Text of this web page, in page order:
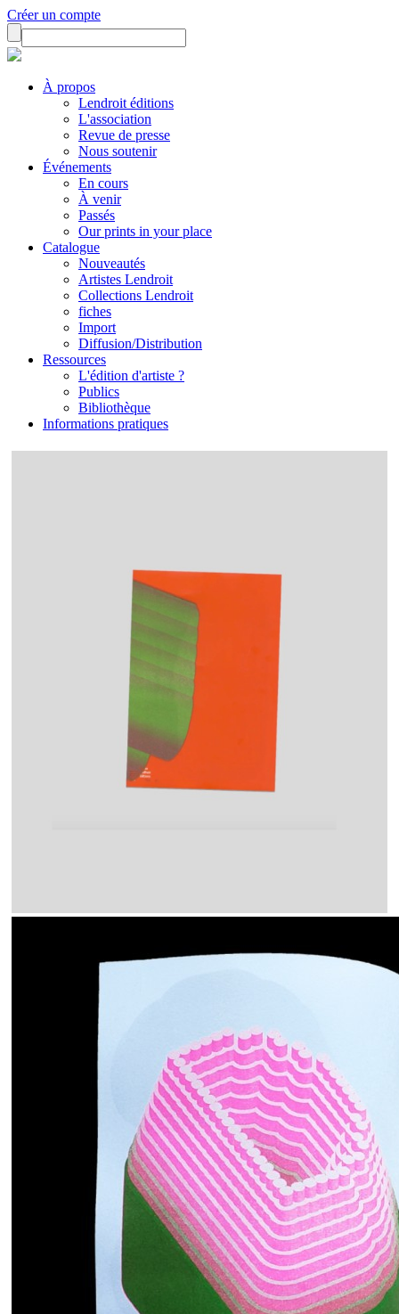
Créer un compte
À propos
Lendroit éditions
L'association
Revue de presse
Nous soutenir
Événements
En cours
À venir
Passés
Our prints in your place
Catalogue
Nouveautés
Artistes Lendroit
Collections Lendroit
fiches
Import
Diffusion/Distribution
Ressources
L'édition d'artiste ?
Publics
Bibliothèque
Informations pratiques